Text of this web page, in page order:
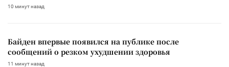
10 минут назад
Байден впервые появился на публике после
сообщений о резком ухудшении здоровья
11 минут назад